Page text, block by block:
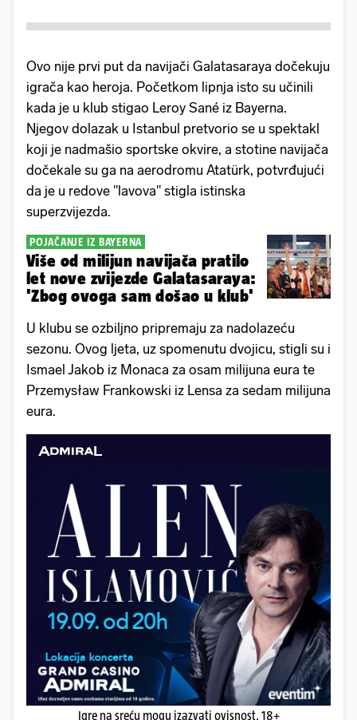
Ovo nije prvi put da navijači Galatasaraya dočekuju
igrača kao heroja. Početkom lipnja isto su učinili
kada je u klub stigao Leroy Sané iz Bayerna.
Njegov dolazak u Istanbul pretvorio se u spektakl
koji je nadmašio sportske okvire, a stotine navijača
dočekale su ga na aerodromu Atatürk, potvrđujući
da je u redove "lavova" stigla istinska
superzvijezda.
POJAČANJE IZ BAYERNA
Više od milijun navijača pratilo
let nove zvijezde Galatasaraya:
'Zbog ovoga sam došao u klub'
U klubu se ozbiljno pripremaju za nadolazeću
sezonu. Ovog ljeta, uz spomenutu dvojicu, stigli su i
Ismael Jakob iz Monaca za osam milijuna eura te
Przemysław Frankowski iz Lensa za sedam milijuna
eura.
Igre na sreću mogu izazvati ovisnost. 18+